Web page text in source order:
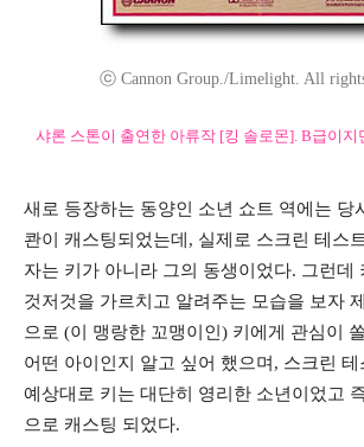
ⓒ Cannon Group./Limelight. All
샤론 스톤이 출연한 아류작 [킹 솔로몬]. B급이지
새로 등장하는 동양인 소년 쇼트 역에는 당
콴이 캐스팅되었는데, 실제로 스크린 테스
자는 키가 아니라 그의 동생이었다. 그런데
것저것을 가르치고 알려주는 모습을 보자
으로 (이 맹랑한 꼬맹이인) 키에게 관심이
어떤 아이인지 알고 싶어 했으며, 스크린
예상대로 키는 대단히 영리한 소년이었고
으로 캐스팅 되었다.